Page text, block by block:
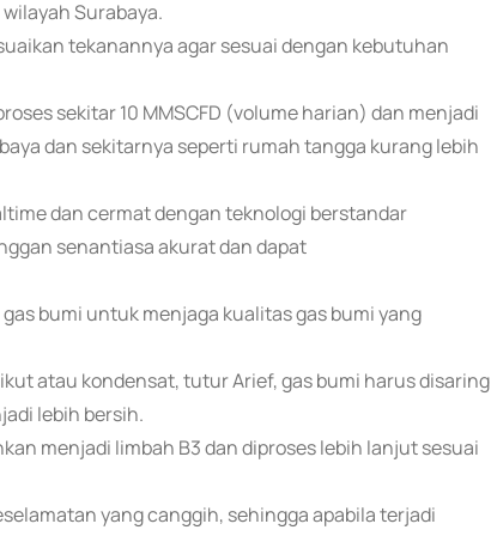
Surabaya.
tekanannya agar sesuai dengan kebutuhan
sekitar 10 MMSCFD (volume harian) dan menjadi
dan sekitarnya seperti rumah tangga kurang lebih
dan cermat dengan teknologi berstandar
senantiasa akurat dan dapat
bumi untuk menjaga kualitas gas bumi yang
atau kondensat, tutur Arief, gas bumi harus disaring
lebih bersih.
menjadi limbah B3 dan diproses lebih lanjut sesuai
yang canggih, sehingga apabila terjadi